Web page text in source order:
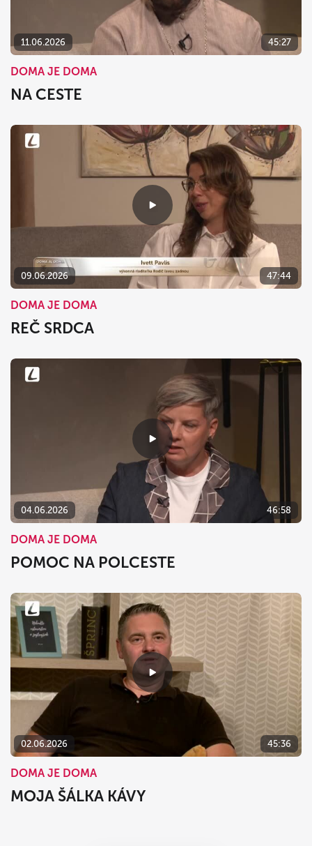
11.06.2026 45:27
DOMA JE DOMA
NA CESTE
09.06.2026 47:44
DOMA JE DOMA
REČ SRDCA
04.06.2026 46:58
DOMA JE DOMA
POMOC NA POLCESTE
02.06.2026 45:36
DOMA JE DOMA
MOJA ŠÁLKA KÁVY